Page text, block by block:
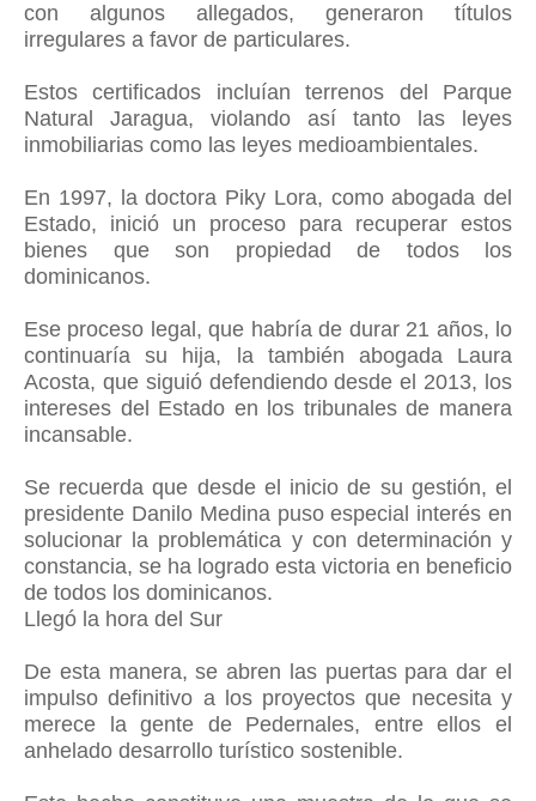
con algunos allegados, generaron títulos
irregulares a favor de particulares.
Estos certificados incluían terrenos del Parque
Natural Jaragua, violando así tanto las leyes
inmobiliarias como las leyes medioambientales.
En 1997, la doctora Piky Lora, como abogada del
Estado, inició un proceso para recuperar estos
bienes que son propiedad de todos los
dominicanos.
Ese proceso legal, que habría de durar 21 años, lo
continuaría su hija, la también abogada Laura
Acosta, que siguió defendiendo desde el 2013, los
intereses del Estado en los tribunales de manera
incansable.
Se recuerda que desde el inicio de su gestión, el
presidente Danilo Medina puso especial interés en
solucionar la problemática y con determinación y
constancia, se ha logrado esta victoria en beneficio
de todos los dominicanos.
Llegó la hora del Sur
De esta manera, se abren las puertas para dar el
impulso definitivo a los proyectos que necesita y
merece la gente de Pedernales, entre ellos el
anhelado desarrollo turístico sostenible.